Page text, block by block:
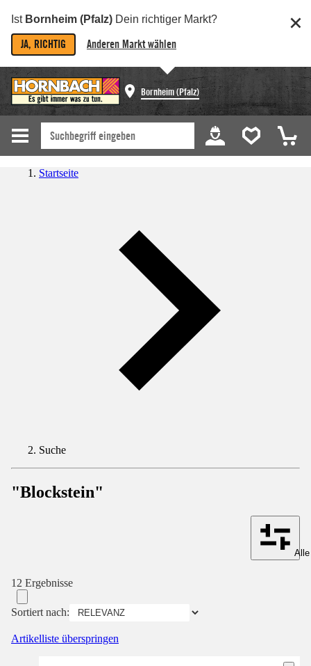
Ist Bornheim (Pfalz) Dein richtiger Markt?
JA, RICHTIG Anderen Markt wählen
Bornheim (Pfalz)
Startseite
Suche
"Blockstein"
12 Ergebnisse
Sortiert nach:
Artikelliste überspringen